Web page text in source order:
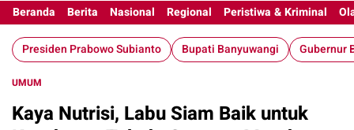
Beranda Berita Nasional Regional Peristiwa & Kriminal
Presiden Prabowo Subianto Bupati Banyuwangi Gubernur
UMUM
Kaya Nutrisi, Labu Siam Baik untuk